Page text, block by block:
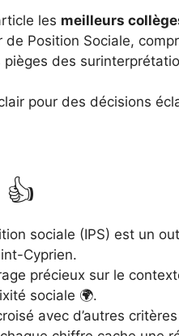
les meilleurs
de Position Sociale,
des
pour des décisions
sociale (IPS) est un
Cyprien.
précieux sur le
sociale 🌍.
avec d’autres